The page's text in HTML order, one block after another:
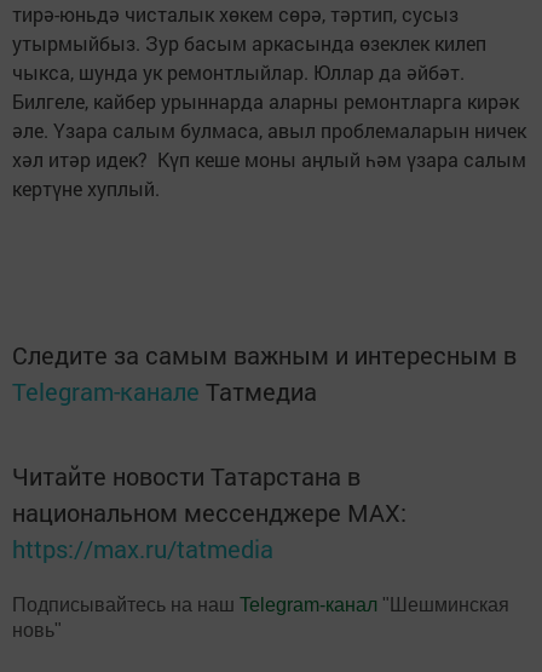
тирә-юньдә чисталык хөкем сөрә, тәртип, сусыз
утырмыйбыз. Зур басым аркасында өзеклек килеп
чыкса, шунда ук ремонтлыйлар. Юллар да әйбәт.
Билгеле, кайбер урыннарда аларны ремонтларга кирәк
әле. Үзара салым булмаса, авыл проблемаларын ничек
хәл итәр идек? Күп кеше моны аңлый һәм үзара салым
кертүне хуплый.
Следите за самым важным и интересным в
Telegram-канале Татмедиа
Читайте новости Татарстана в
национальном мессенджере MАХ:
https://max.ru/tatmedia
Подписывайтесь на наш Telegram-канал "Шешминская
новь"